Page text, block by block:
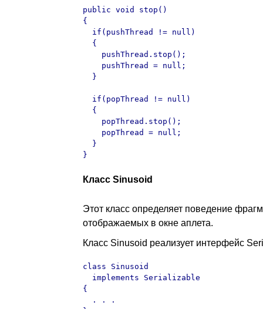
public void stop()
{
  if(pushThread != null)
  {
    pushThread.stop();
    pushThread = null;
  }
  if(popThread != null)
  {
    popThread.stop();
    popThread = null;
  }
}
Класс Sinusoid
Этот класс определяет поведение
отображаемых в окне аплета.
Класс Sinusoid реализует интерфейс
class Sinusoid
  implements Serializable
{
  . . .